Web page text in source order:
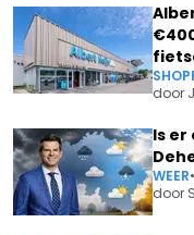
door
Is er
WEER•
door